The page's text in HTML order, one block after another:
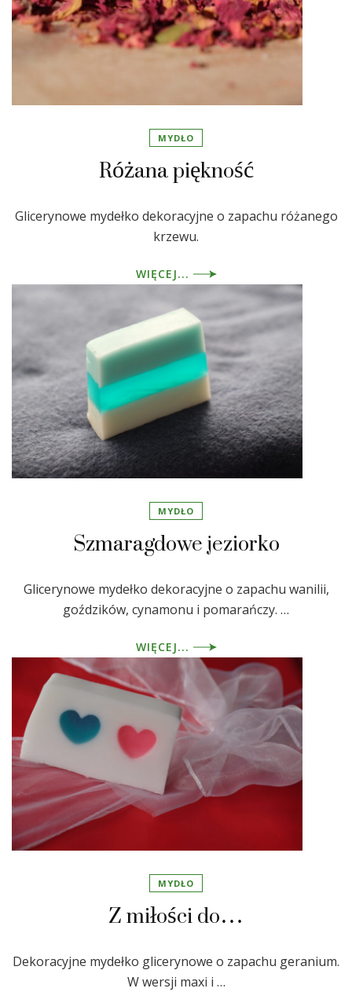
MYDŁO
Różana piękność
Glicerynowe mydełko dekoracyjne o zapachu różanego
krzewu.
WIĘCEJ...
MYDŁO
Szmaragdowe jeziorko
Glicerynowe mydełko dekoracyjne o zapachu wanilii,
goździków, cynamonu i pomarańczy. …
WIĘCEJ...
MYDŁO
Z miłości do…
Dekoracyjne mydełko glicerynowe o zapachu geranium.
W wersji maxi i …